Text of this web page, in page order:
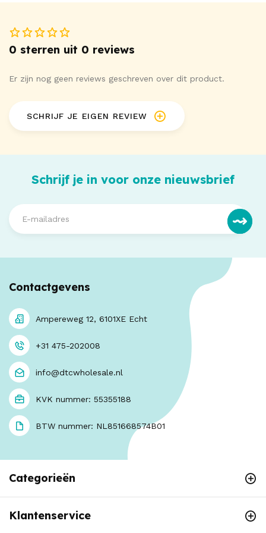
0 sterren uit 0 reviews
Er zijn nog geen reviews geschreven over dit product.
SCHRIJF JE EIGEN REVIEW
Schrijf je in voor onze nieuwsbrief
Contactgevens
Ampereweg 12, 6101XE Echt
+31 475-202008
info@dtcwholesale.nl
KVK nummer: 55355188
BTW nummer: NL851668574B01
Categorieën
Klantenservice